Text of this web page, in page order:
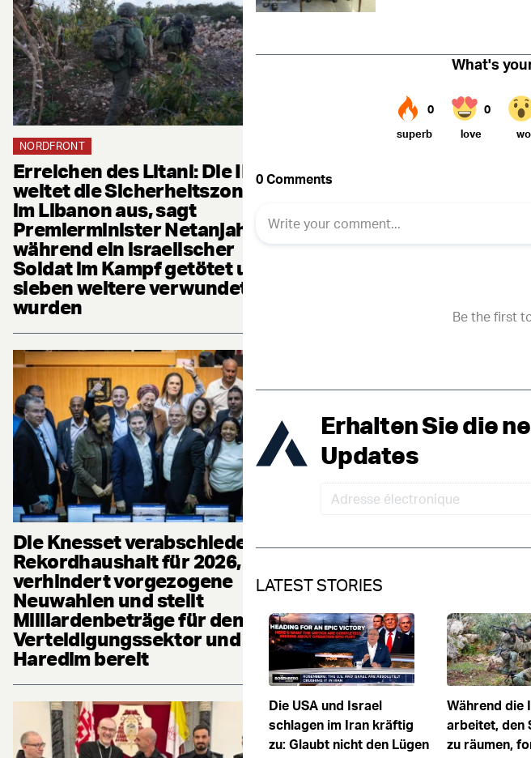
NORDFRONT
Erreichen des Litani: Die IDF
weitet die Sicherheitszone
im Libanon aus, sagt
Premierminister Netanjahu,
während ein israelischer
Soldat im Kampf getötet und
sieben weitere verwundet
wurden
Die Knesset verabschiedet
Rekordhaushalt für 2026,
verhindert vorgezogene
Neuwahlen und stellt
Milliardenbeträge für den
Verteidigungssektor und die
Haredim bereit
Erhalten Sie die
Updates
LATEST STORIES
Die USA und Israel
schlagen im Iran kräftig
zu: Glaubt nicht den Lügen
Während die
arbeitet, den
zu räumen,